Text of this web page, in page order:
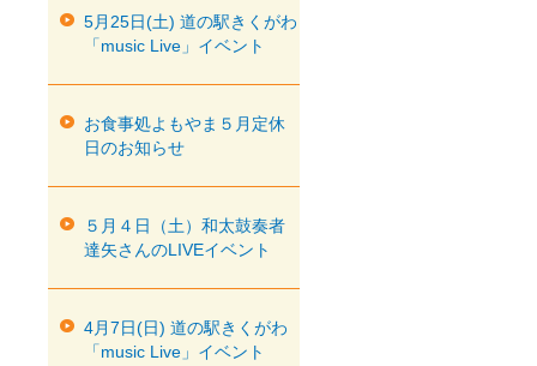
5月25日(土) 道の駅きくがわ
「music Live」イベント
お食事処よもやま５月定休
日のお知らせ
５月４日（土）和太鼓奏者
達矢さんのLIVEイベント
4月7日(日) 道の駅きくがわ
「music Live」イベント